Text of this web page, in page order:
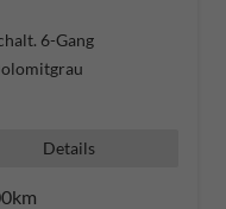
6-Gang
Details